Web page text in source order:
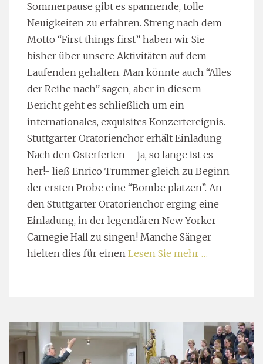
Sommerpause gibt es spannende, tolle
Neuigkeiten zu erfahren. Streng nach dem
Motto “First things first” haben wir Sie
bisher über unsere Aktivitäten auf dem
Laufenden gehalten. Man könnte auch “Alles
der Reihe nach” sagen, aber in diesem
Bericht geht es schließlich um ein
internationales, exquisites Konzertereignis.
Stuttgarter Oratorienchor erhält Einladung
Nach den Osterferien – ja, so lange ist es
her!- ließ Enrico Trummer gleich zu Beginn
der ersten Probe eine “Bombe platzen”. An
den Stuttgarter Oratorienchor erging eine
Einladung, in der legendären New Yorker
Carnegie Hall zu singen! Manche Sänger
hielten dies für einen Lesen Sie mehr …